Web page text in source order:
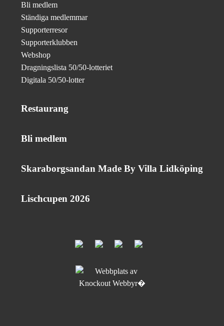
Bli medlem
Ständiga medlemmar
Supporterresor
Supporterklubben
Webshop
Dragningslista 50/50-lotteriet
Digitala 50/50-lotter
Restaurang
Bli medlem
Skaraborgsandan Made By Villa Lidköping
Lischcupen 2026